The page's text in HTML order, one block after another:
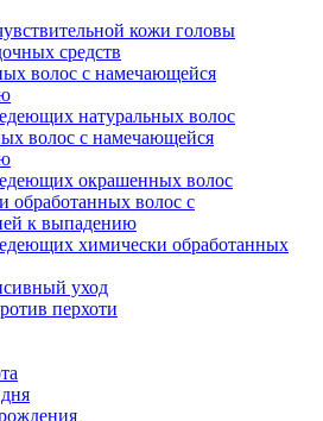
кожи головы
средств
волос с намечающейся
натуральных волос
волос с намечающейся
окрашенных волос
обработанных волос с
к выпадению
химически обработанных
уход
перхоти